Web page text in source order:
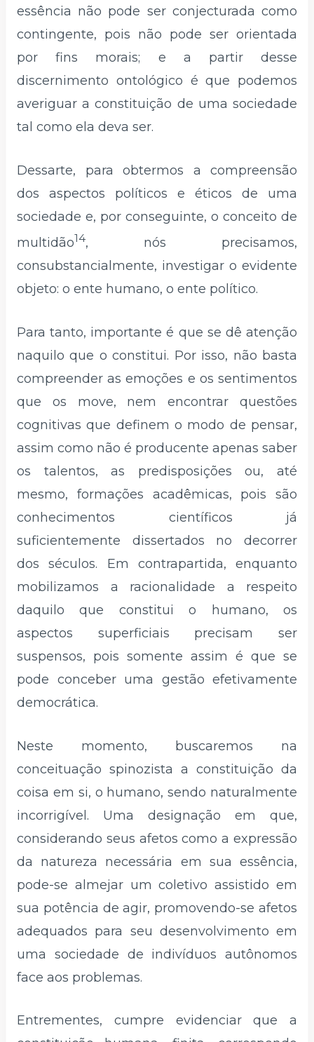
essência não pode ser conjecturada como
contingente, pois não pode ser orientada
por fins morais; e a partir desse
discernimento ontológico é que podemos
averiguar a constituição de uma sociedade
tal como ela deva ser.
Dessarte, para obtermos a compreensão
dos aspectos políticos e éticos de uma
sociedade e, por conseguinte, o conceito de
multidão14, nós precisamos,
consubstancialmente, investigar o evidente
objeto: o ente humano, o ente político.
Para tanto, importante é que se dê atenção
naquilo que o constitui. Por isso, não basta
compreender as emoções e os sentimentos
que os move, nem encontrar questões
cognitivas que definem o modo de pensar,
assim como não é producente apenas saber
os talentos, as predisposições ou, até
mesmo, formações acadêmicas, pois são
conhecimentos científicos já
suficientemente dissertados no decorrer
dos séculos. Em contrapartida, enquanto
mobilizamos a racionalidade a respeito
daquilo que constitui o humano, os
aspectos superficiais precisam ser
suspensos, pois somente assim é que se
pode conceber uma gestão efetivamente
democrática.
Neste momento, buscaremos na
conceituação spinozista a constituição da
coisa em si, o humano, sendo naturalmente
incorrigível. Uma designação em que,
considerando seus afetos como a expressão
da natureza necessária em sua essência,
pode-se almejar um coletivo assistido em
sua potência de agir, promovendo-se afetos
adequados para seu desenvolvimento em
uma sociedade de indivíduos autônomos
face aos problemas.
Entrementes, cumpre evidenciar que a